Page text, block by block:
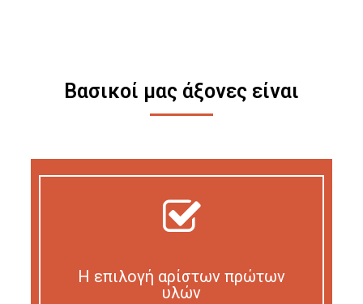
Βασικοί μας άξονες είναι
Η επιλογή αρίστων πρώτων
υλών